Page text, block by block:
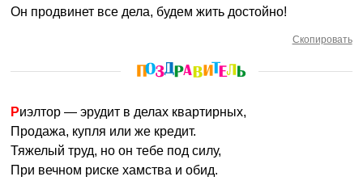
Он продвинет все дела, будем жить достойно!
Скопировать
Риэлтор — эрудит в делах квартирных,
Продажа, купля или же кредит.
Тяжелый труд, но он тебе под силу,
При вечном риске хамства и обид.